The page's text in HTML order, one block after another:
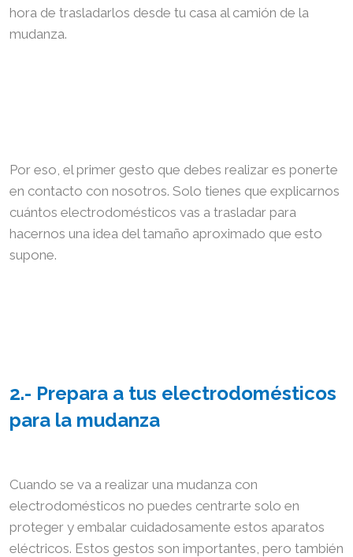
hora de trasladarlos desde tu casa al camión de la
mudanza.
Por eso, el primer gesto que debes realizar es ponerte
en contacto con nosotros. Solo tienes que explicarnos
cuántos electrodomésticos vas a trasladar para
hacernos una idea del tamaño aproximado que esto
supone.
2.- Prepara a tus electrodomésticos
para la mudanza
Cuando se va a realizar una mudanza con
electrodomésticos no puedes centrarte solo en
proteger y embalar cuidadosamente estos aparatos
eléctricos. Estos gestos son importantes, pero también